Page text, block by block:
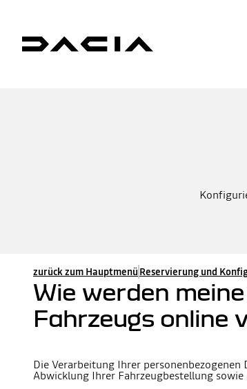
zurück zum Hauptmenü Reservierung und
Wie werden
Fahrzeugs online
Die Verarbeitung Ihrer
Abwicklung Ihrer Fahrzeugbestellung